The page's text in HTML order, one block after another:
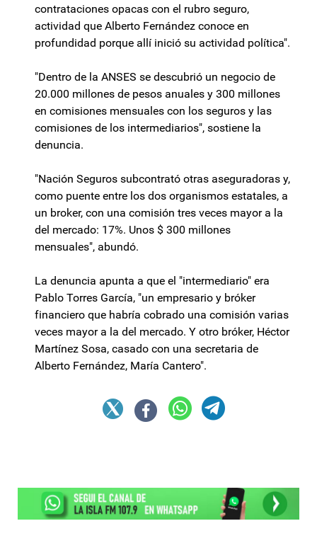
contrataciones opacas con el rubro seguro,
actividad que Alberto Fernández conoce en
profundidad porque allí inició su actividad política".
"Dentro de la ANSES se descubrió un negocio de
20.000 millones de pesos anuales y 300 millones
en comisiones mensuales con los seguros y las
comisiones de los intermediarios", sostiene la
denuncia.
"Nación Seguros subcontrató otras aseguradoras y,
como puente entre los dos organismos estatales, a
un broker, con una comisión tres veces mayor a la
del mercado: 17%. Unos $ 300 millones
mensuales", abundó.
La denuncia apunta a que el "intermediario" era
Pablo Torres García, "un empresario y bróker
financiero que habría cobrado una comisión varias
veces mayor a la del mercado. Y otro bróker, Héctor
Martínez Sosa, casado con una secretaria de
Alberto Fernández, María Cantero".